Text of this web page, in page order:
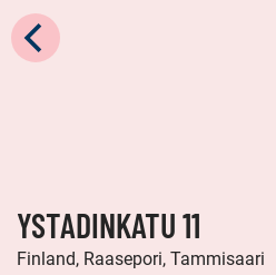
YSTADINKATU 11
Finland, Raasepori, Tammisaari